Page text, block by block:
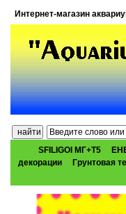
Интернет-магазин
SFILIGOI МГ+Т5
декорации
Грунтовая